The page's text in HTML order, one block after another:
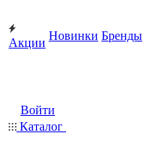
Акции
Новинки Бренды
Войти
Каталог